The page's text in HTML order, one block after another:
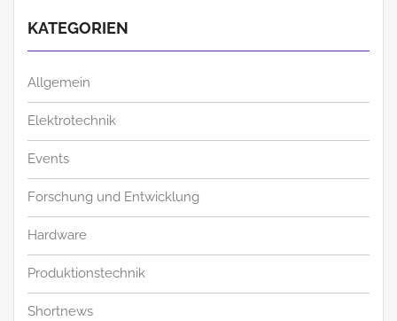
KATEGORIEN
Allgemein
Elektrotechnik
Events
Forschung und Entwicklung
Hardware
Produktionstechnik
Shortnews